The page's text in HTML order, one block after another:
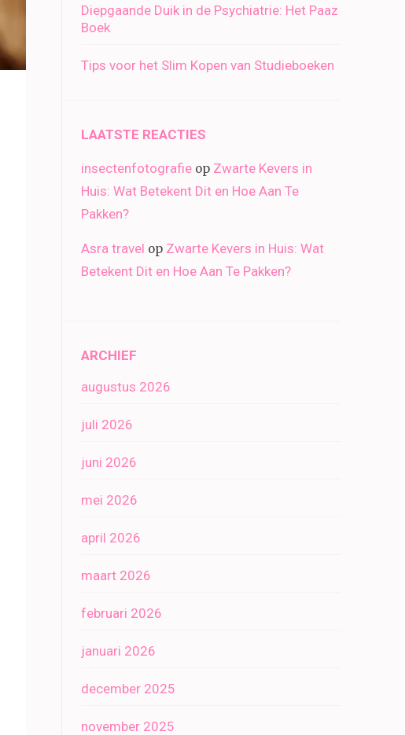
Diepgaande Duik in de Psychiatrie: Het Paaz
Boek
Tips voor het Slim Kopen van Studieboeken
LAATSTE REACTIES
insectenfotografie op Zwarte Kevers in
Huis: Wat Betekent Dit en Hoe Aan Te
Pakken?
Asra travel op Zwarte Kevers in Huis: Wat
Betekent Dit en Hoe Aan Te Pakken?
ARCHIEF
augustus 2026
juli 2026
juni 2026
mei 2026
april 2026
maart 2026
februari 2026
januari 2026
december 2025
november 2025